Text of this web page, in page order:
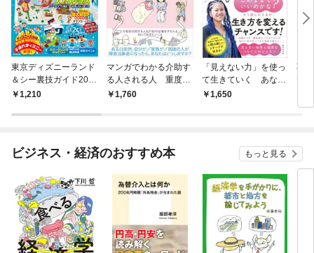
東京ディズニーランド
＆シー裏技ガイド202
6-271,210
マンガでわかる介助す
る人される人 重度訪
問介護の24時間365日
1,760
「見えない力」を使っ
て生きていく あなた
の魂を目覚めさせるス
1,650
不
ビジネス・経済のおすすめ本 もっと見る